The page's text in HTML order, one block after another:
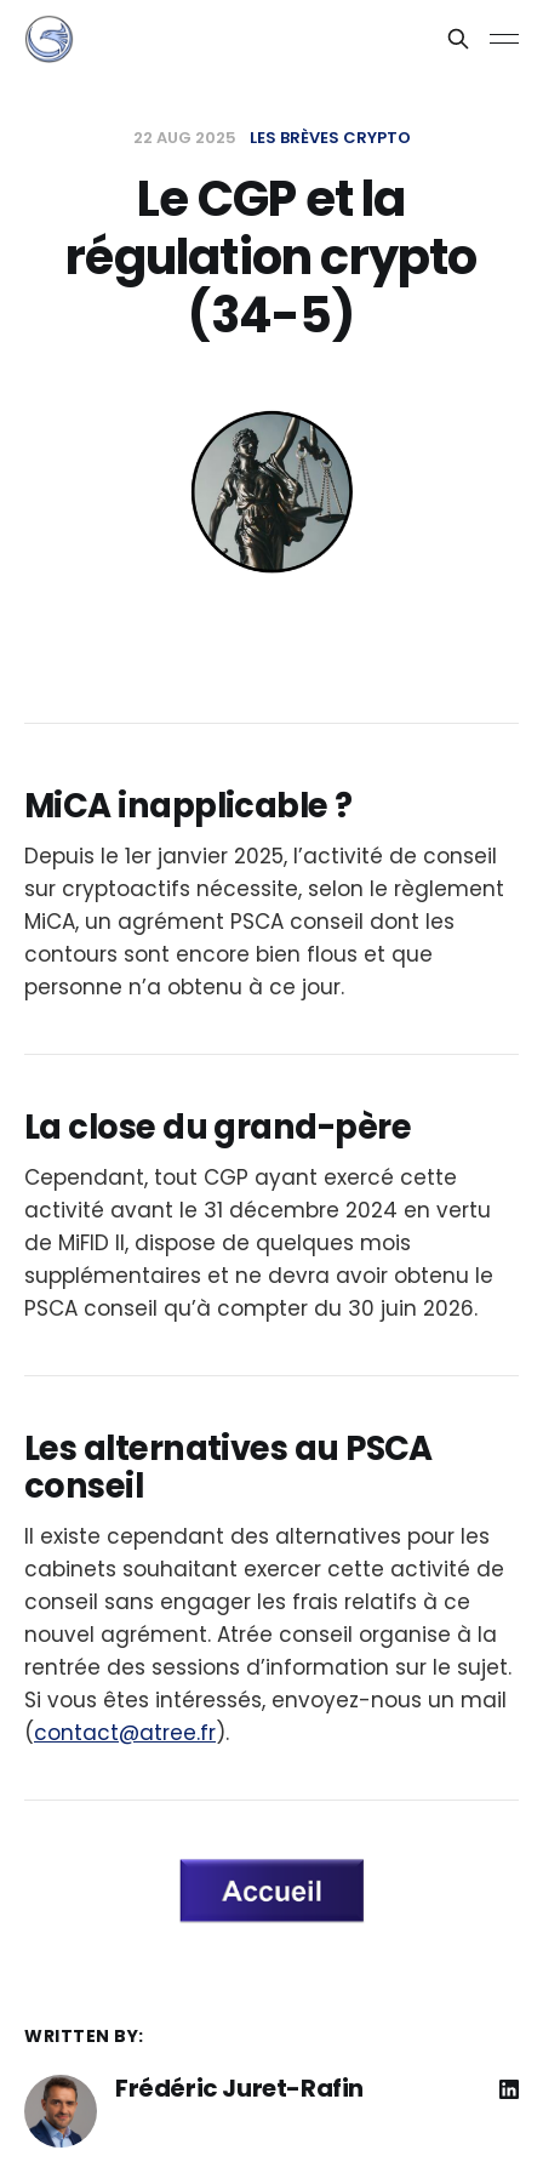
22 AUG 2025 LES BRÈVES CRYPTO
Le CGP et la
régulation crypto
(34-5)
MiCA inapplicable ?
Depuis le 1er janvier 2025, l’activité de conseil
sur cryptoactifs nécessite, selon le règlement
MiCA, un agrément PSCA conseil dont les
contours sont encore bien flous et que
personne n’a obtenu à ce jour.
La close du grand-père
Cependant, tout CGP ayant exercé cette
activité avant le 31 décembre 2024 en vertu
de MiFID II, dispose de quelques mois
supplémentaires et ne devra avoir obtenu le
PSCA conseil qu’à compter du 30 juin 2026.
Les alternatives au PSCA
conseil
Il existe cependant des alternatives pour les
cabinets souhaitant exercer cette activité de
conseil sans engager les frais relatifs à ce
nouvel agrément. Atrée conseil organise à la
rentrée des sessions d’information sur le sujet.
Si vous êtes intéressés, envoyez-nous un mail
(contact@atree.fr).
WRITTEN BY:
Frédéric Juret-Rafin